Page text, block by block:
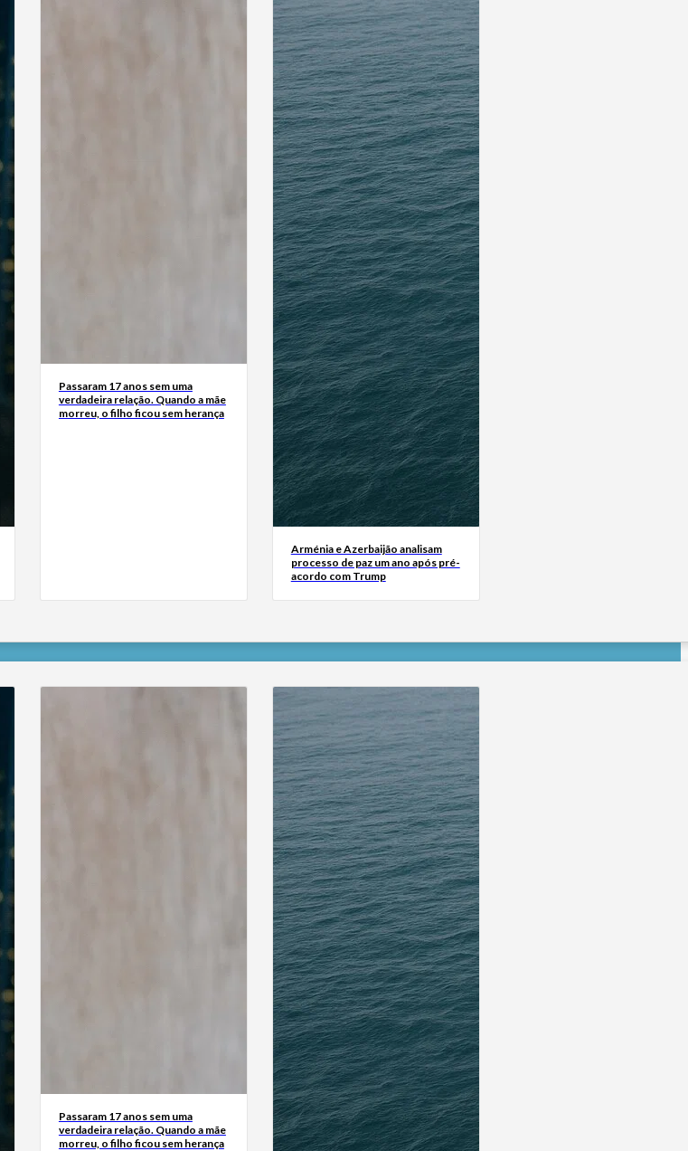
Passaram 17 anos sem uma
verdadeira relação. Quando a mãe
morreu, o filho ficou sem herança
Arménia e Azerbaijão analisam
processo de paz um ano após pré-
acordo com Trump
Passaram 17 anos sem uma
verdadeira relação. Quando a mãe
morreu, o filho ficou sem herança